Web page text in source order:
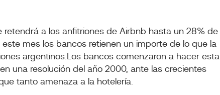
retendrá a los anfitriones de Airbnb hasta un 28% de
mes los bancos retienen un importe de lo que la
argentinos.Los bancos comenzaron a hacer esta
una resolución del año 2000, ante las crecientes
tanto amenaza a la hotelería.